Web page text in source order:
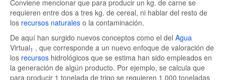
Conviene mencionar que para producir un kg. de carne se
requieren entre dos a tres kg. de cereal, ni hablar del resto de
los recursos naturales o la contaminación.
De aquí han surgido nuevos conceptos como el del Agua
Virtual1 , que corresponde a un nuevo enfoque de valoración de
los recursos hidrológicos que se estima han sido empleados en
la generación de algún producto. Por ejemplo, se calcula que
para producir 1 tonelada de trigo se requieren 1,000 toneladas